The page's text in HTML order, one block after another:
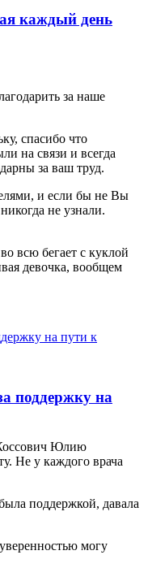
каждый день
за наше
спасибо что
на связи и всегда
за ваш труд.
и если бы не Вы
не узнали.
всю бегает с куклой
девочка, вообщем
поддержку на
Юлию
Не у каждого врача
поддержкой, давала
могу